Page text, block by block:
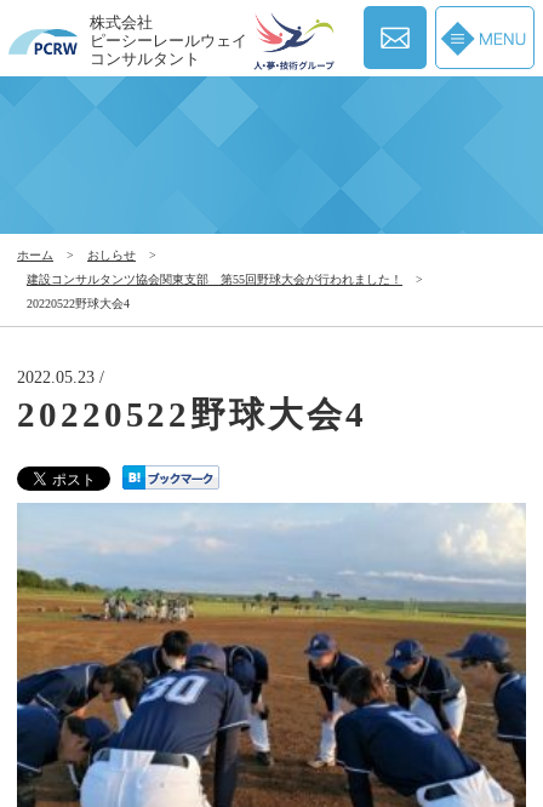
株式会社
ピーシーレールウェイ
コンサルタント
ホーム > おしらせ
>
建設コンサルタンツ協会関東支部 第55回野球大会が行われました！
>
20220522野球大会4
2022.05.23 /
20220522野球大会4